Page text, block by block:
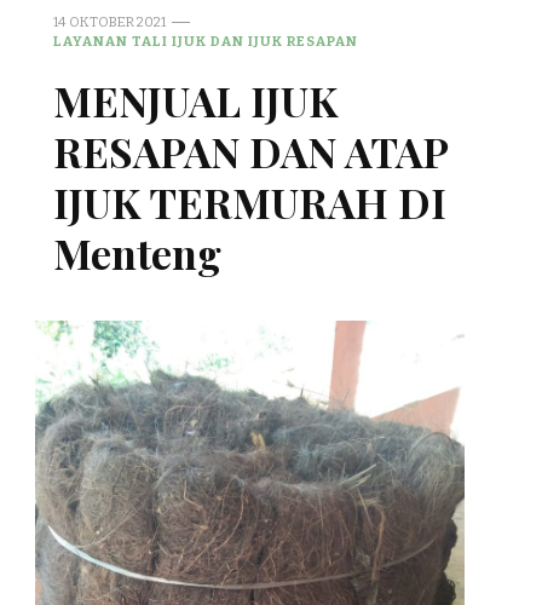
14 OKTOBER 2021
LAYANAN TALI IJUK DAN IJUK RESAPAN
MENJUAL IJUK
RESAPAN DAN ATAP
IJUK TERMURAH DI
Menteng